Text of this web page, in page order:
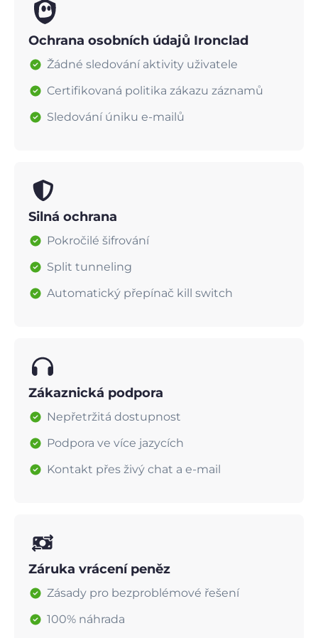
Ochrana osobních údajů Ironclad
Žádné sledování aktivity uživatele
Certifikovaná politika zákazu záznamů
Sledování úniku e-mailů
Silná ochrana
Pokročilé šifrování
Split tunneling
Automatický přepínač kill switch
Zákaznická podpora
Nepřetržitá dostupnost
Podpora ve více jazycích
Kontakt přes živý chat a e-mail
Záruka vrácení peněz
Zásady pro bezproblémové řešení
100% náhrada